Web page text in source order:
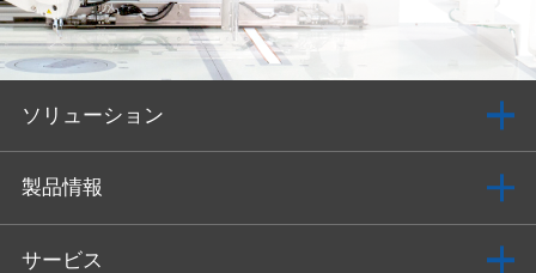
ソリューション
製品情報
サービス